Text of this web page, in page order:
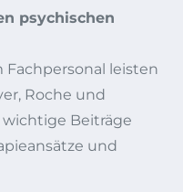
psychischen
leisten
Roche und
Beiträge
und